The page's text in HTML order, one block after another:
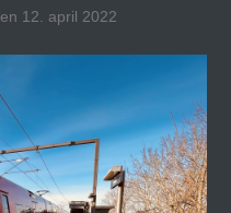
12. april 2022